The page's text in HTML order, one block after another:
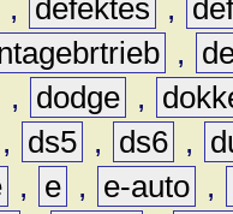
, defektes ,
,
, dodge ,
, ds5 , ds6 ,
, e , e-auto ,